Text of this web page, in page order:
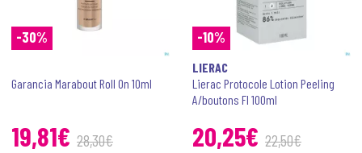
-30%
Garancia Marabout Roll On 10ml
19,81€ 28,30€
-10%
LIERAC
Lierac Protocole Lotion Peeling
A/boutons Fl 100ml
20,25€ 22,50€